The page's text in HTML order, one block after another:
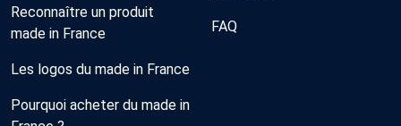
Reconnaître un produit
made in France
Les logos du made in France
Pourquoi acheter du made in
FAQ